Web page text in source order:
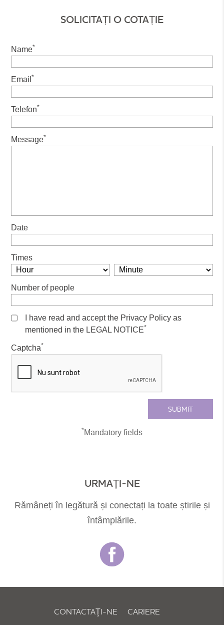
SOLICITAȚI O COTAȚIE
Name*
Email *
Telefon*
Message*
Date
Times
Number of people
I have read and accept the Privacy Policy as
mentioned in the LEGAL NOTICE*
Captcha*
*Mandatory fields
URMAȚI-NE
Rămâneți în legătură și conectați la toate știrile și
întâmplările.
CONTACTAŢI-NE CARIERE